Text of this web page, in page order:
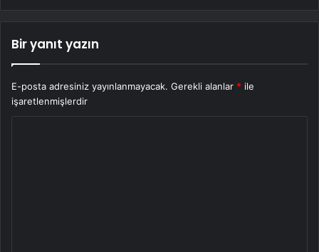
Bir yanıt yazın
E-posta adresiniz yayınlanmayacak. Gerekli alanlar * ile
işaretlenmişlerdir